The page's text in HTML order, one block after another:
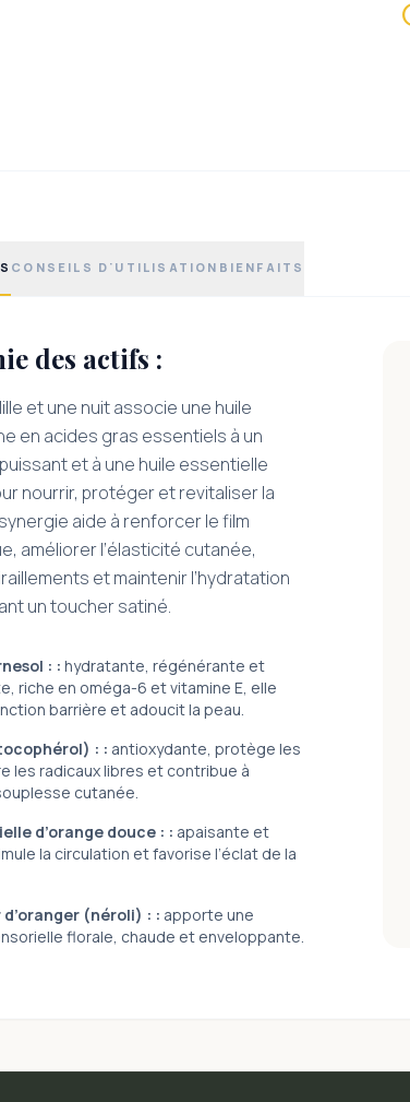
CONSEILS D'UTILISATION BIENFAITS
des actifs :
et une nuit associe une huile
en acides gras essentiels à un
et à une huile essentielle
nourrir, protéger et revitaliser la
aide à renforcer le film
améliorer l’élasticité cutanée,
et maintenir l’hydratation
un toucher satiné.
: : hydratante, régénérante et
riche en oméga-6 et vitamine E, elle
barrière et adoucit la peau.
: : antioxydante, protège les
les radicaux libres et contribue à
cutanée.
d’orange douce : : apaisante et
la circulation et favorise l’éclat de la
(néroli) : : apporte une
florale, chaude et enveloppante.